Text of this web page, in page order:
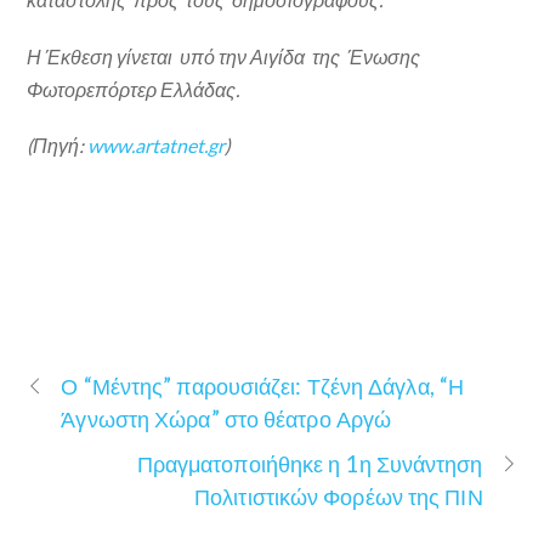
Η Έκθεση γίνεται υπό την Αιγίδα της Ένωσης
Φωτορεπόρτερ Ελλάδας.
(Πηγή: www.artatnet.gr)
Ο “Μέντης” παρουσιάζει: Τζένη Δάγλα, “Η
Άγνωστη Χώρα” στο θέατρο Αργώ
Πραγματοποιήθηκε η 1η Συνάντηση
Πολιτιστικών Φορέων της ΠΙΝ